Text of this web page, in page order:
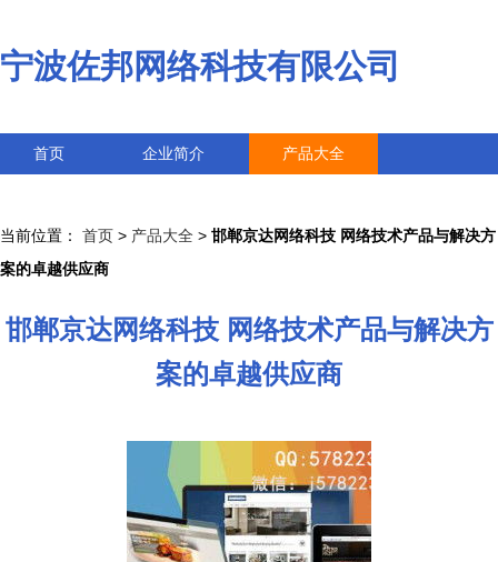
宁波佐邦网络科技有限公司
首页 企业简介 产品大全
当前位置： 首页 > 产品大全 > 邯郸京达网络科技 网络技术产品与解决方
案的卓越供应商
邯郸京达网络科技 网络技术产品与解决方
案的卓越供应商